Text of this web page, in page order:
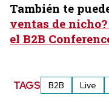
También te
ventas de
el B2B
TAGS B2B Live